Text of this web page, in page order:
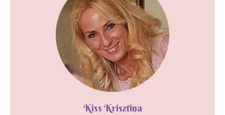
Kiss Krisztina